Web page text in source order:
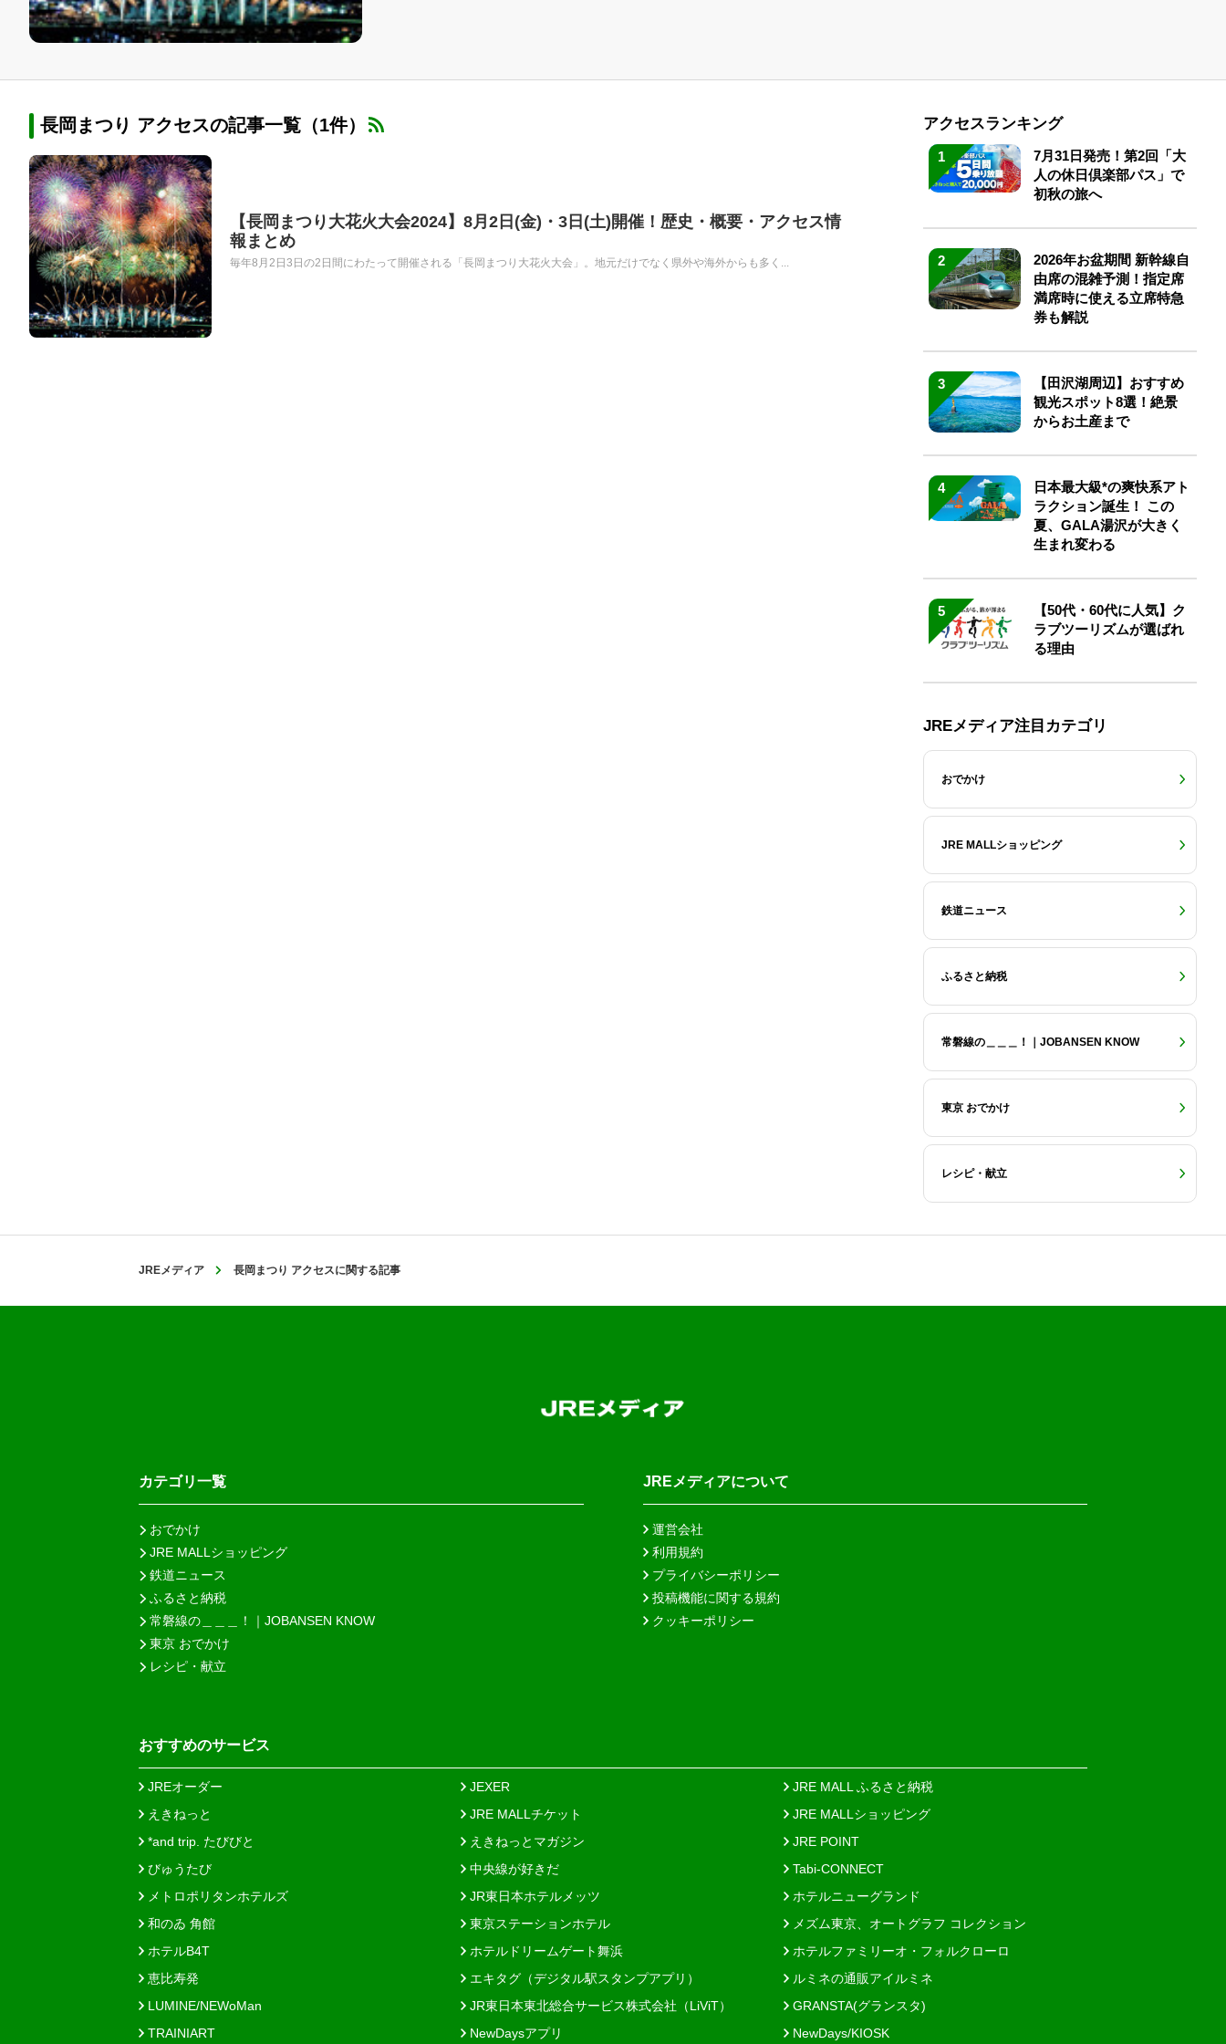
長岡まつり アクセスの記事一覧（1件）
【長岡まつり大花火大会2024】8月2日(金)・3日(土)開催！歴史・概要・アクセス情
報まとめ
毎年8月2日3日の2日間にわたって開催される「長岡まつり大花火大会」。地元だけでなく県外や海外からも多く...
アクセスランキング
1
7月31日発売！第2回「大
人の休日倶楽部パス」で
初秋の旅へ
2
2026年お盆期間 新幹線自
由席の混雑予測！指定席
満席時に使える立席特急
券も解説
3
【田沢湖周辺】おすすめ
観光スポット8選！絶景
からお土産まで
4
日本最大級*の爽快系アト
ラクション誕生！ この
夏、GALA湯沢が大きく
生まれ変わる
5
【50代・60代に人気】ク
ラブツーリズムが選ばれ
る理由
JREメディア注目カテゴリ
おでかけ
JRE MALLショッピング
鉄道ニュース
ふるさと納税
常磐線の＿＿＿！｜JOBANSEN KNOW
東京 おでかけ
レシピ・献立
JREメディア 長岡まつり アクセスに関する記事
カテゴリ一覧
おでかけ
JRE MALLショッピング
鉄道ニュース
ふるさと納税
常磐線の＿＿＿！｜JOBANSEN KNOW
東京 おでかけ
レシピ・献立
JREメディアについて
運営会社
利用規約
プライバシーポリシー
投稿機能に関する規約
クッキーポリシー
おすすめのサービス
JREオーダー JEXER
JRE MALL ふるさと納税
えきねっと
JRE MALLチケット
JRE MALLショッピング
*and trip. たびびと
えきねっとマガジン
JRE POINT
びゅうたび
中央線が好きだ
Tabi-CONNECT
メトロポリタンホテルズ
JR東日本ホテルメッツ
ホテルニューグランド
和のゐ 角館
東京ステーションホテル
メズム東京、オートグラフ コレクション
ホテルB4T
ホテルドリームゲート舞浜
ホテルファミリーオ・フォルクローロ
恵比寿発
エキタグ（デジタル駅スタンプアプリ）
ルミネの通販アイルミネ
LUMINE/NEWoMan
JR東日本東北総合サービス株式会社（LiViT）
GRANSTA(グランスタ)
TRAINIART
NewDaysアプリ NewDays/KIOSK